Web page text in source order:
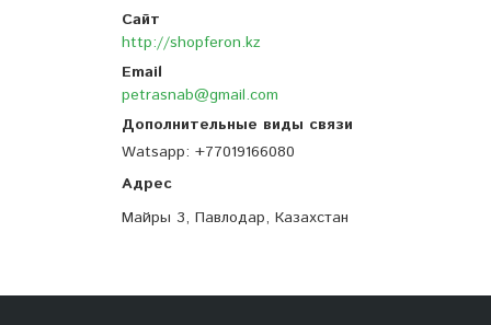
http://shopferon.kz
petrasnab@gmail.com
Watsapp +77019166080
Майры 3, Павлодар, Казахстан